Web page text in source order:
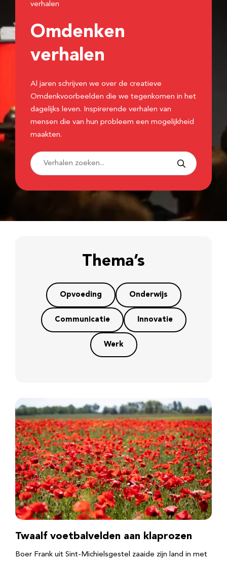
verhalen
Omdenken
verhalen
Al jaren schrijven we over de creatieve
Omdenkvoorbeelden die we tegenkomen in het
dagelijks leven. Inspirerende verhalen van
mensen die van hun probleem een mogelijkheid
maakten.
Thema’s
Opvoeding Onderwijs
Communicatie Innovatie
Werk
Twaalf voetbalvelden aan klaprozen
Boer Frank uit Sint-Michielsgestel zaaide zijn land in met